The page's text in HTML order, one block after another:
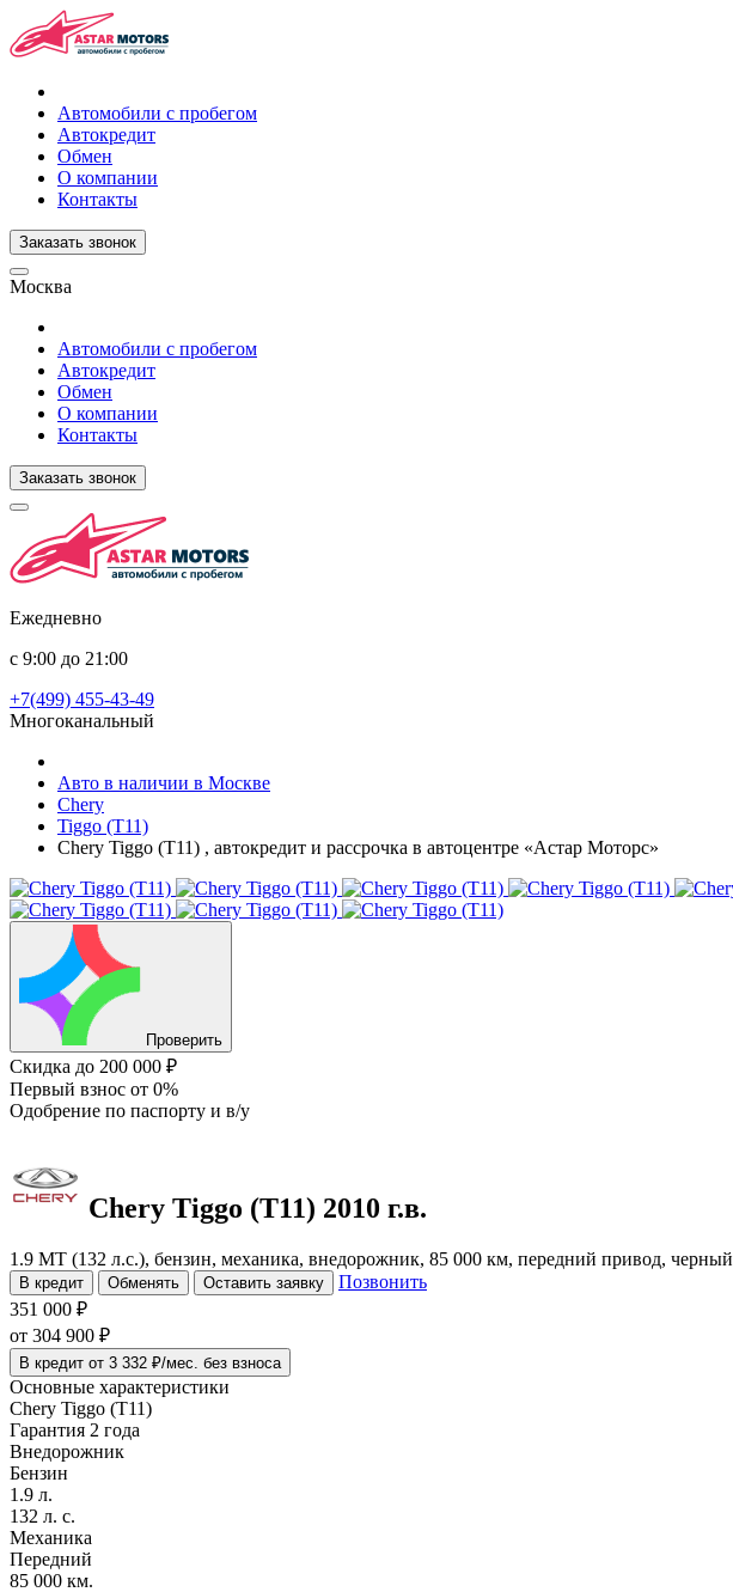
Автомобили с пробегом
Автокредит
Обмен
О компании
Контакты
Заказать звонок
Москва
Автомобили с пробегом
Автокредит
Обмен
О компании
Контакты
Заказать звонок
Ежедневно
с 9:00 до 21:00
+7(499) 455-43-49
Многоканальный
Авто в наличии в Москве
Chery
Tiggo (T11)
Chery Tiggo (T11) , автокредит и рассрочка в автоцентре «Астар Моторс»
Проверить
Скидка до 200 000 ₽
Первый взнос от 0%
Одобрение по паспорту и в/у
Chery Tiggo (T11) 2010 г.в.
1.9 MT (132 л.с.), бензин, механика, внедорожник, 85 000 км, передний привод, черный
В кредит Обменять Оставить заявку
Позвонить
351 000 ₽
от 304 900 ₽
В кредит от 3 332 ₽/мес. без взноса
Основные характеристики
Chery Tiggo (T11)
Гарантия 2 года
Внедорожник
Бензин
1.9 л.
132 л. с.
Механика
Передний
85 000 км.